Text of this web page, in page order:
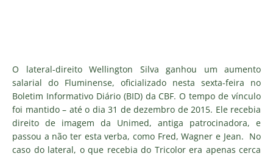
O lateral-direito Wellington Silva ganhou um aumento
salarial do Fluminense, oficializado nesta sexta-feira no
Boletim Informativo Diário (BID) da CBF. O tempo de vínculo
foi mantido – até o dia 31 de dezembro de 2015. Ele recebia
direito de imagem da Unimed, antiga patrocinadora, e
passou a não ter esta verba, como Fred, Wagner e Jean. No
caso do lateral, o que recebia do Tricolor era apenas cerca